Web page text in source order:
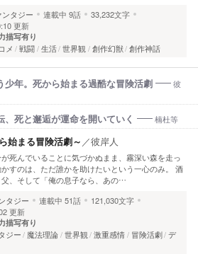
タジー 連載中 9話
33,232文字
更新
描写有り
メ 戦闘 生活 世界観 創作幻獣 創作神話
少年。死から始まる過酷な冒険活劇
彼
、死と邂逅が運命を開いていく 楠杜等
始まる冒険活劇～ ／彼岸人
死んでいることに気づかぬまま、霧深い森を走っ
すのは、ただ誰かを助けたいという一心のみ。 酒
、そして「俺の息子なら、あの…
タジー 連載中 51話
121,030文字
更新
描写有り
ジー 魔法理論 世界観 激重感情 冒険活劇 デ